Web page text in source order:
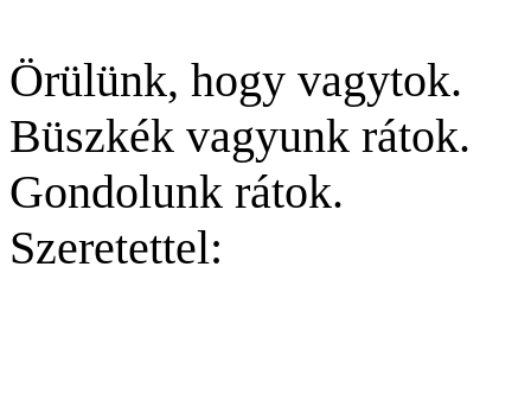
Örülünk, hogy vagytok.
Büszkék vagyunk rátok.
Gondolunk rátok.
Szeretettel: